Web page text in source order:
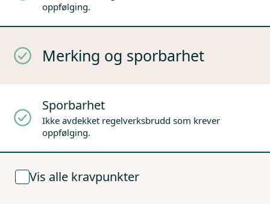
oppfølging.
Merking og sporbarhet
Sporbarhet
Ikke avdekket regelverksbrudd som krever
oppfølging.
Vis alle kravpunkter